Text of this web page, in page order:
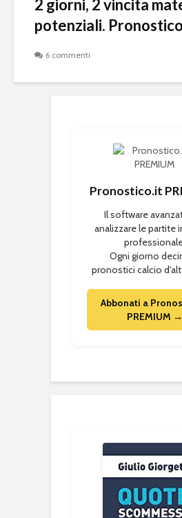
2 giorni, 2 vincita
potenziali.
6 commenti
Pronostico.it
Il software
analizzare le partite
Ogni giorno
pronostici calcio
Abbonati a
PREMIUM →